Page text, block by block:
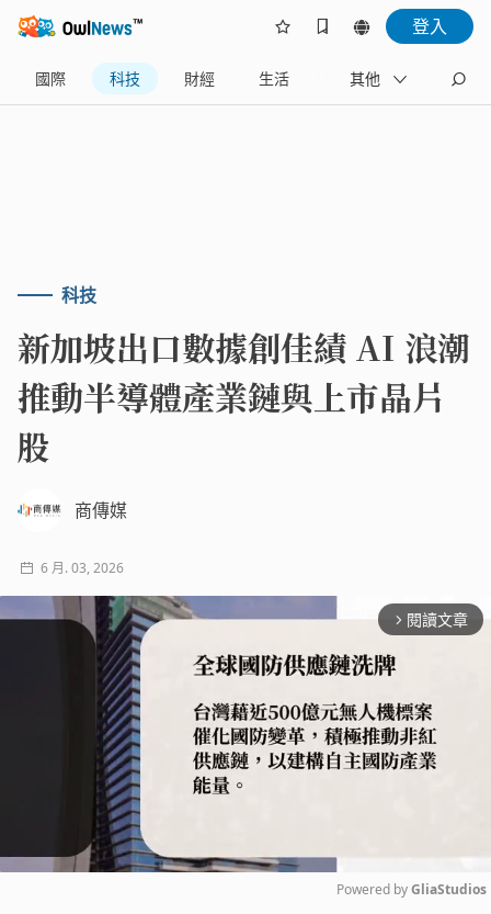
登入
國際 科技 財經 生活 政治
其他
科技
新加坡出口數據創佳績 AI 浪潮
推動半導體產業鏈與上市晶片
股
商傳媒
6 月. 03, 2026
arrow_forward_ios 閱讀文章
Powered by GliaStudios